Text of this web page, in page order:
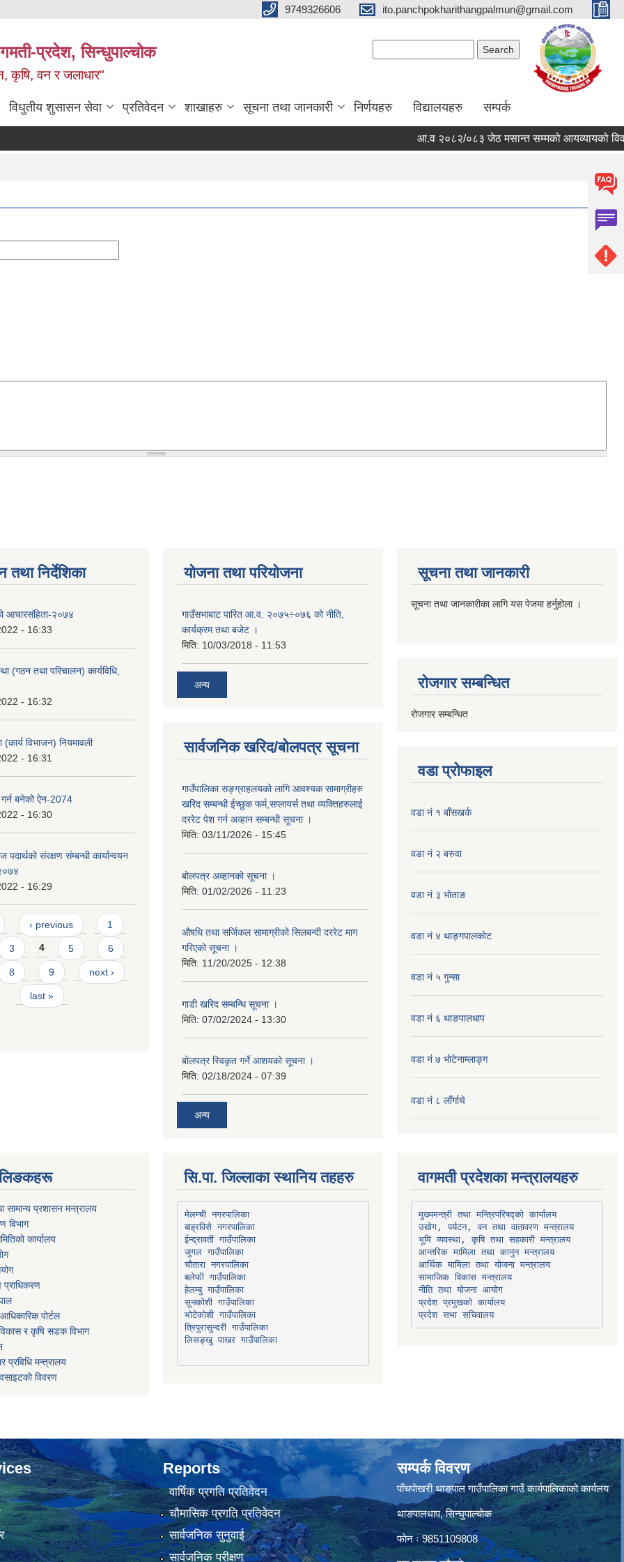
9749326606 ito.panchpokharithangpalmun@gmail.com
प्रदेश, सिन्धुपाल्चोक
कृषि, वन र जलाधार"
विधुतीय शुसासन सेवा प्रतिवेदन शाखाहरु सूचना तथा जानकारी निर्णयहरु विद्यालयहरु सम्पर्क
आ.व २०८२/०८३ जेठ मसान्त सम्मको आयव्यायको विवरण
निर्देशिका
आचारसंहिता-२०७४
- 16:33
(गठन तथा परिचालन) कार्यविधि,
- 16:32
(कार्य विभाजन) नियमावली
- 16:31
बनेको ऐन-2074
- 16:30
संरक्षण संम्बन्धी कार्यान्वयन
- 16:29
‹ previous 1
3 4 5 6
8 9 next ›
last »
योजना तथा परियोजना
गाउँसभाबाट पारित आ.व. २०७५÷०७६ को नीति,
कार्यक्रम तथा बजेट ।
मिति: 10/03/2018 - 11:53
अन्य
सार्वजनिक खरिद/बोलपत्र सूचना
गाउँपालिका सङ्ग्राहलयको लागि आवश्यक सामाग्रीहरु
खरिद सम्बन्धी ईच्छुक फर्म,सप्लायर्स तथा व्यक्तिहरुलाई
दररेट पेश गर्न अव्हान सम्बन्धी सूचना ।
मिति: 03/11/2026 - 15:45
बोलपत्र अव्हानको सूचना ।
मिति: 01/02/2026 - 11:23
औषधि तथा सर्जिकल सामाग्रीको सिलबन्दी दररेट माग
गरिएको सूचना ।
मिति: 11/20/2025 - 12:38
गाडी खरिद सम्बन्धि सूचना ।
मिति: 07/02/2024 - 13:30
बोलपत्र स्विकृत गर्ने आशयको सूचना ।
मिति: 02/18/2024 - 07:39
अन्य
सूचना तथा जानकारी
सूचना तथा जानकारीका लागि यस पेजमा हर्नुहोला ।
रोजगार सम्बन्धित
रोजगार सम्बन्धित
वडा प्रोफाइल
वडा नं १ बाँसखर्क
वडा नं २ बरुवा
वडा नं ३ भाेताङ
वडा नं ४ थाङ्गपालकाेट
वडा नं ५ गुन्सा
वडा नं ६ थाङपालधाप
वडा नं ७ भाेटेनाम्लाङ्ग
वडा नं ८ लाँर्गाचे
लिङकहरू
सामान्य प्रशासन मन्त्रालय
विभाग
कार्यालय
प्राधिकरण
पोर्टल
विकास र कृषि सडक विभाग
प्रविधि मन्त्रालय
विवरण
सि.पा. जिल्लाका स्थानिय तहहरु
मेलम्ची नगरपालिका
बाह्रविसे नगरपालिका
ईन्द्रावती गाउँपालिका
जुगल गाउँपालिका
चौतारा नगरपालिका
बलेफी गाउँपालिका
हेलम्बु गाउँपालिका
सुनकोशी गाउँपालिका
भोटेकोशी गाउँपालिका
त्रिपुरासुन्दरी गाउँपालिका
लिसङ्खु पाखर गाउँपालिका
वागमती प्रदेशका मन्त्रालयहरु
मुख्यमन्त्री तथा मन्त्रिपरिषद्को कार्यालय
उद्योग, पर्यटन, वन तथा वातावरण मन्त्रालय
भूमि व्यवस्था, कृषि तथा सहकारी मन्त्रालय
आन्तरिक मामिला तथा कानुन मन्त्रालय
आर्थिक मामिला तथा योजना मन्त्रालय
सामाजिक विकास मन्त्रालय
नीति तथा योजना आयोग
प्रदेश प्रमुखको कार्यालय
प्रदेश सभा सचिवालय
Reports
वार्षिक प्रगति प्रतिवेदन
चौमासिक प्रगति प्रतिवेदन
सार्वजनिक सुनुवाई
सार्वजनिक परीक्षण
सम्पर्क विवरण
पाँचपाेखरी थाङपाल गाउँपालिका गाउँ कार्यपालिकाको कार्यलय
थाङपालधाप, सिन्घुपाल्चाेक
फाेन ः 9851109808